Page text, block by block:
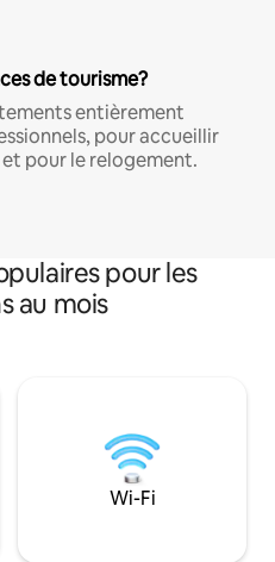
de tourisme?
entièrement
pour accueillir
pour le relogement.
pour les
au mois
Wi-Fi